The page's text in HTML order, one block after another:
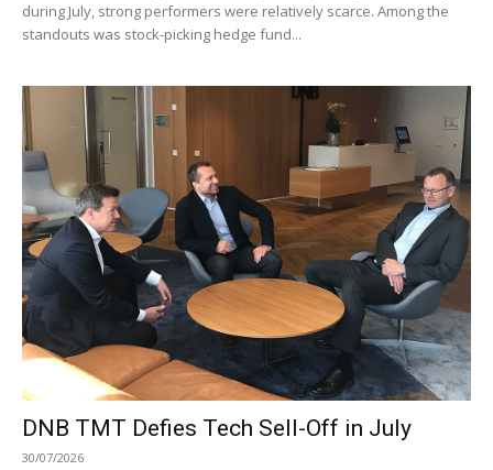
during July, strong performers were relatively scarce. Among the
standouts was stock-picking hedge fund...
DNB TMT Defies Tech Sell-Off in July
30/07/2026